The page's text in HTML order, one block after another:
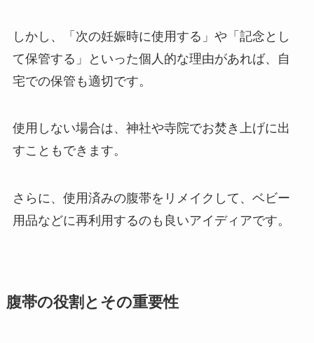
しかし、「次の妊娠時に使用する」や「記念とし
て保管する」といった個人的な理由があれば、自
宅での保管も適切です。
使用しない場合は、神社や寺院でお焚き上げに出
すこともできます。
さらに、使用済みの腹帯をリメイクして、ベビー
用品などに再利用するのも良いアイディアです。
腹帯の役割とその重要性